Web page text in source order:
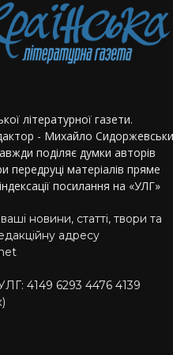
літературної газети.
- Михайло
поділяє думки авторів
передруці матеріалів пряме
посилання на «УЛГ»
новини, статті, твори та
адресу
4149 6293 4476 4139